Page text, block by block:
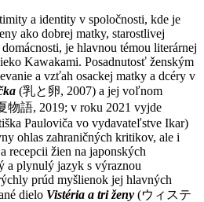
a identity v spoločnosti, kde je
ako dobrej matky, starostlivej
je hlavnou témou literárnej
Kawakami. Posadnutosť ženským
a vzťah osackej matky a dcéry v
(乳と卵, 2007) a jej voľnom
物語, 2019; v roku 2021 vyjde
Pauloviča vo vydavateľstve Ikar)
ohlas zahraničných kritikov, ale i
recepcii žien na japonských
a plynulý jazyk s výraznou
prúd myšlienok jej hlavných
dielo Vistéria a tri ženy (ウィステ